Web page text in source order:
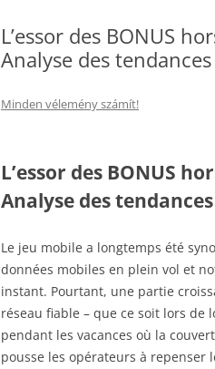
L’essor des BONUS
Analyse des
Minden vélemény számít!
L’essor des BONUS
Analyse des
Le jeu mobile a longtemps été
données mobiles en plein vol et
instant. Pourtant, une partie
réseau fiable – que ce soit lors
pendant les vacances où la
pousse les opérateurs à repenser